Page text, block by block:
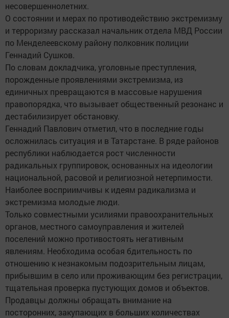
несовершеннолетних.
О состоянии и мерах по противодействию экстремизму
и терроризму рассказал начальник отдела МВД России
по Менделеевскому району полковник полиции
Геннадий Сушков.
По словам докладчика, уголовные преступления,
порожденные проявлениями экстремизма, из
единичных превращаются в массовые нарушения
правопорядка, что вызывает общественный резонанс и
дестабилизирует обстановку.
Геннадий Павлович отметил, что в последние годы
осложнилась ситуация и в Татарстане. В ряде районов
республики наблюдается рост численности
радикальных группировок, основанных на идеологии
национальной, расовой и религиозной нетерпимости.
Наиболее восприимчивы к идеям радикализма и
экстремизма молодые люди.
Только совместными усилиями правоохранительных
органов, местного самоуправления и жителей
поселений можно противостоять негативным
явлениям. Необходима особая бдительность по
отношению к незнакомым подозрительным лицам,
прибывшим в село или проживающим без регистрации,
тщательная проверка пустующих домов и объектов.
Продавцы должны обращать внимание на
посторонних, закупающих в больших количествах